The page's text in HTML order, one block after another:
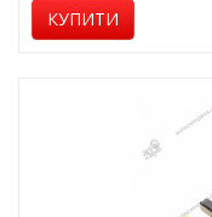
КУПИТИ